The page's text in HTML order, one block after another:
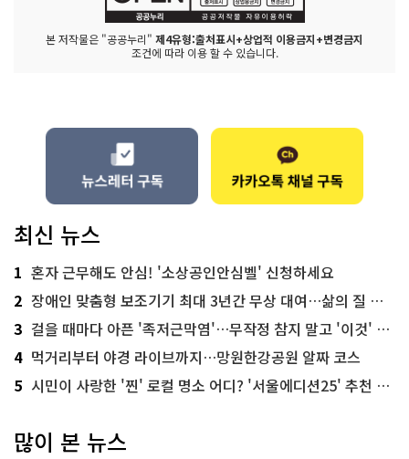
본 저작물은 "공공누리" 제4유형:출처표시+상업적 이용금지+변경금지
조건에 따라 이용 할 수 있습니다.
최신 뉴스
1 혼자 근무해도 안심! '소상공인안심벨' 신청하세요
2 장애인 맞춤형 보조기기 최대 3년간 무상 대여…삶의 질 높인다
3 걸을 때마다 아픈 '족저근막염'…무작정 참지 말고 '이것' 해보세요!
4 먹거리부터 야경 라이브까지…망원한강공원 알짜 코스
5 시민이 사랑한 '찐' 로컬 명소 어디? '서울에디션25' 추천 코스
많이 본 뉴스